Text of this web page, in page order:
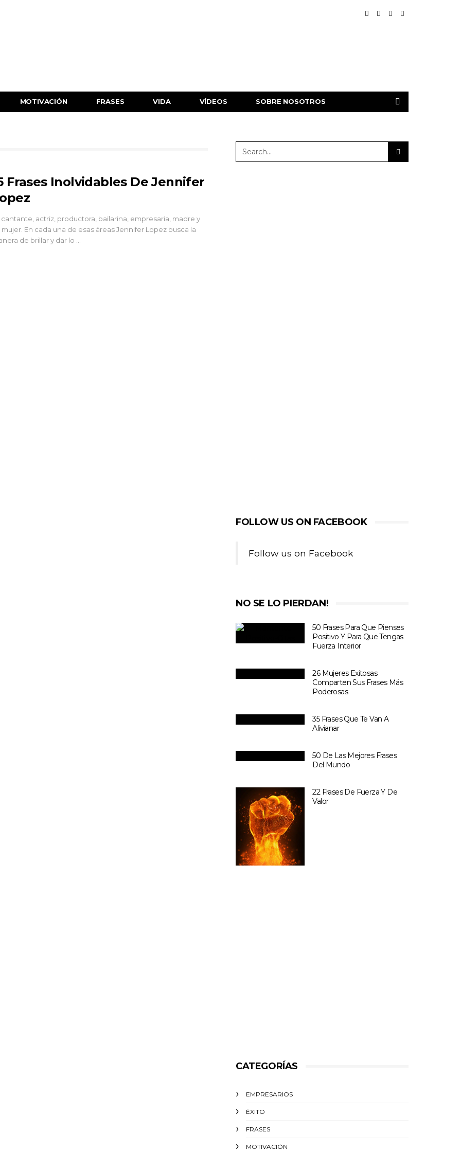
MOTIVACIÓN FRASES VIDA VÍDEOS SOBRE NOSOTROS
Frases Inolvidables De Jennifer
cantante, actriz, productora, bailarina, empresaria, madre y
mujer. En cada una de esas áreas Jennifer Lopez busca la
de brillar y dar lo …
FOLLOW US ON FACEBOOK
Follow us on Facebook
NO SE LO PIERDAN!
50 Frases Para Que Pienses
Positivo Y Para Que Tengas
Fuerza Interior
26 Mujeres Exitosas
Comparten Sus Frases Más
Poderosas
35 Frases Que Te Van A
Alivianar
50 De Las Mejores Frases
Del Mundo
22 Frases De Fuerza Y De
Valor
CATEGORÍAS
EMPRESARIOS
ÉXITO‬
FRASES
MOTIVACIÓN